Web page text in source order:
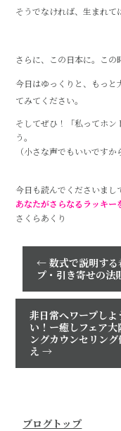
そうでなければ、生まれて
さらに、この日本に。この
今日はゆっくりと、もっと
てみてください。
そしてぜひ！「私ってホン
う。
（小さな声でもいいですか
今日も読んでくださいまし
あなたがさらなるラッキー
さくらあくり
← 数式で説明す
プ・引き寄せの法
非日常へワープし
い！ー癒しフェア
ングカウンセリン
え→
ブログトップ